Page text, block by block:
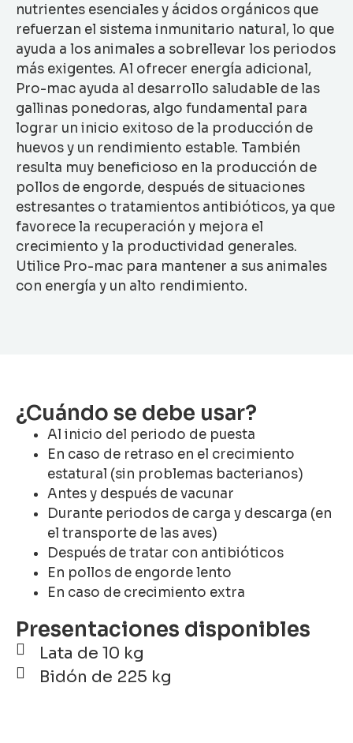
nutrientes esenciales y ácidos orgánicos que
refuerzan el sistema inmunitario natural, lo que
ayuda a los animales a sobrellevar los periodos
más exigentes. Al ofrecer energía adicional,
Pro-mac ayuda al desarrollo saludable de las
gallinas ponedoras, algo fundamental para
lograr un inicio exitoso de la producción de
huevos y un rendimiento estable. También
resulta muy beneficioso en la producción de
pollos de engorde, después de situaciones
estresantes o tratamientos antibióticos, ya que
favorece la recuperación y mejora el
crecimiento y la productividad generales.
Utilice Pro-mac para mantener a sus animales
con energía y un alto rendimiento.
¿Cuándo se debe usar?
Al inicio del periodo de puesta
En caso de retraso en el crecimiento
estatural (sin problemas bacterianos)
Antes y después de vacunar
Durante periodos de carga y descarga (en
el transporte de las aves)
Después de tratar con antibióticos
En pollos de engorde lento
En caso de crecimiento extra
Presentaciones disponibles
Lata de 10 kg
Bidón de 225 kg